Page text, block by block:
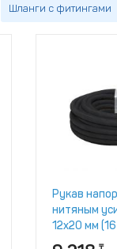
Шланги с фитингами
Рукав
нитяным
12х20 мм
10362-2017